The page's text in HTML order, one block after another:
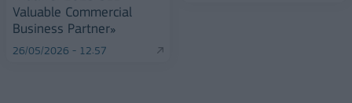
Valuable Commercial
Business Partner»
26/05/2026 - 12:57